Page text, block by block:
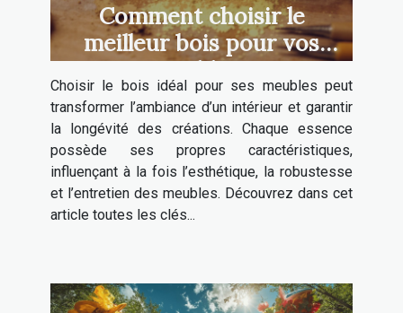
Comment choisir le
meilleur bois pour vos
meubles ?
Choisir le bois idéal pour ses meubles peut
transformer l’ambiance d’un intérieur et garantir
la longévité des créations. Chaque essence
possède ses propres caractéristiques,
influençant à la fois l’esthétique, la robustesse
et l’entretien des meubles. Découvrez dans cet
article toutes les clés...